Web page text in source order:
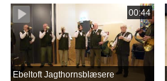
00:44
Ebeltoft Jagthornsblæsere